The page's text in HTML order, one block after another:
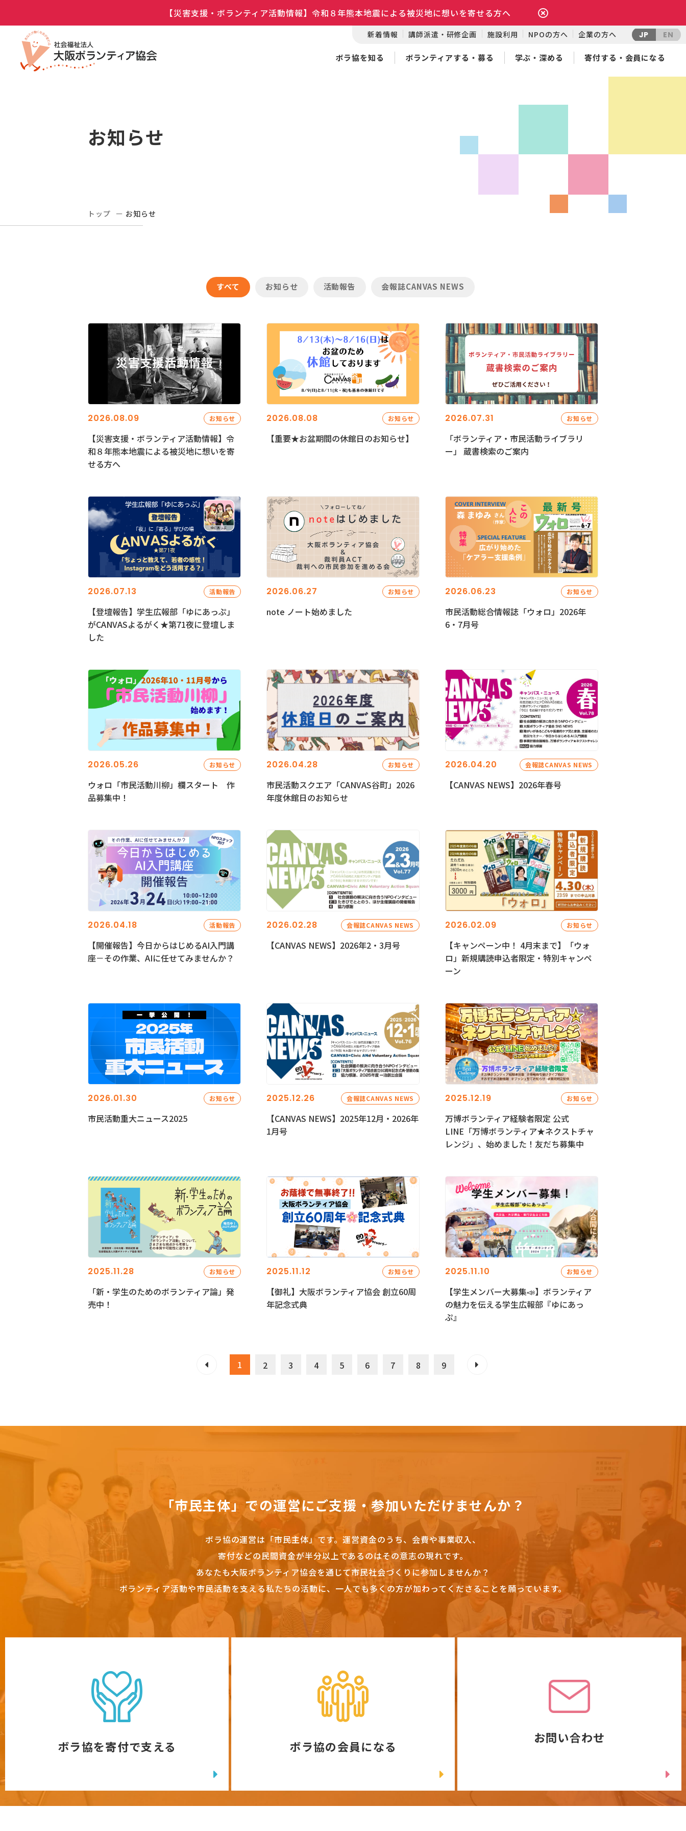
【災害支援・ボランティア活動情報】令和８年熊本地震による被災地に想いを寄せる方へ
新着情報 講師派遣・研修企画 施設利用 NPOの方へ 企業の方へ JP EN
ボラ協を知る ボランティアする・募る 学ぶ・深める 寄付する・会員になる
お知らせ
トップ お知らせ
すべて お知らせ 活動報告 会報誌CANVAS NEWS
2026.08.09 お知らせ
【災害支援・ボランティア活動情報】令
和８年熊本地震による被災地に想いを寄
せる方へ
2026.08.08 お知らせ
【重要★お盆期間の休館日のお知らせ】
2026.07.31 お知らせ
「ボランティア・市民活動ライブラリ
ー」 蔵書検索のご案内
2026.07.13 活動報告
【登壇報告】学生広報部「ゆにあっぷ」
がCANVASよるがく★第71夜に登壇しま
した
2026.06.27 お知らせ
note ノート始めました
2026.06.23 お知らせ
市民活動総合情報誌「ウォロ」2026年
6・7月号
2026.05.26 お知らせ
ウォロ「市民活動川柳」欄スタート 作
品募集中！
2026.04.28 お知らせ
市民活動スクエア「CANVAS谷町」2026
年度休館日のお知らせ
2026.04.20 会報誌CANVAS NEWS
【CANVAS NEWS】2026年春号
2026.04.18 活動報告
【開催報告】今日からはじめるAI入門講
座－その作業、AIに任せてみませんか？
2026.02.28 会報誌CANVAS NEWS
【CANVAS NEWS】2026年2・3月号
2026.02.09 お知らせ
【キャンペーン中！ 4月末まで】「ウォ
ロ」新規購読申込者限定・特別キャンペ
ーン
2026.01.30 お知らせ
市民活動重大ニュース2025
2025.12.26 会報誌CANVAS NEWS
【CANVAS NEWS】2025年12月・2026年
1月号
2025.12.19 お知らせ
万博ボランティア経験者限定 公式
LINE「万博ボランティア★ネクストチャ
レンジ」、始めました！友だち募集中
2025.11.28 お知らせ
「新・学生のためのボランティア論」発
売中！
2025.11.12 お知らせ
【御礼】大阪ボランティア協会 創立60周
年記念式典
2025.11.10 お知らせ
【学生メンバー大募集📣】ボランティア
の魅力を伝える学生広報部『ゆにあっ
ぷ』
1 2 3 4 5 6 7 8 9
「市民主体」での運営にご支援・参加いただけませんか？
ボラ協の運営は「市民主体」です。 運営資金のうち、会費や事業収入、
寄付などの民間資金が半分以上であるのはその意志の現れです。
あなたも大阪ボランティア協会を通じて市民社会づくりに参加しませんか？
ボランティア活動や市民活動を支える私たちの活動に、一人でも多くの方が加わってくださることを願っています。
ボラ協を寄付で支える ボラ協の会員になる
お問い合わせ